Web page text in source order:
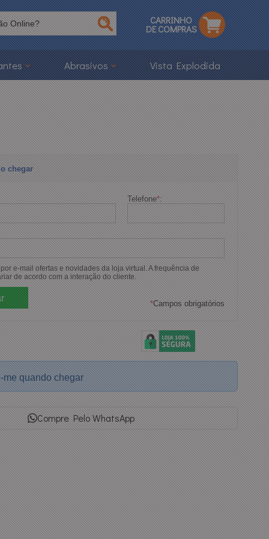
CARRINHO
DE COMPRAS
Abrasivos Vista Explodida
chegar
Telefone*:
e-mail ofertas e novidades da loja virtual. A frequência de
de acordo com a interação do cliente.
*Campos obrigatórios
me quando chegar
Compre Pelo WhatsApp